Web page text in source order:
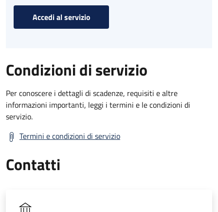
Accedi al servizio
Condizioni di servizio
Per conoscere i dettagli di scadenze, requisiti e altre
informazioni importanti, leggi i termini e le condizioni di
servizio.
Termini e condizioni di servizio
Contatti